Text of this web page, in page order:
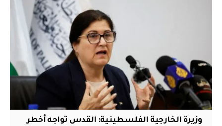
وزيرة الخارجية الفلسطينية: القدس تواجه أخطر